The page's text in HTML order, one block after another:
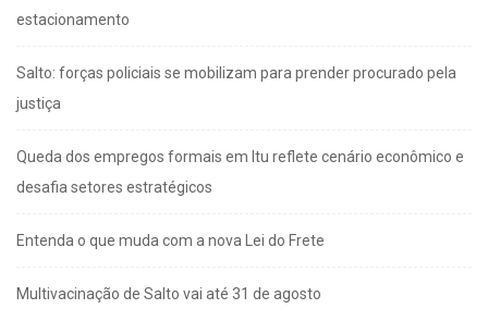
estacionamento
Salto: forças policiais se mobilizam para prender procurado pela
justiça
Queda dos empregos formais em Itu reflete cenário econômico e
desafia setores estratégicos
Entenda o que muda com a nova Lei do Frete
Multivacinação de Salto vai até 31 de agosto